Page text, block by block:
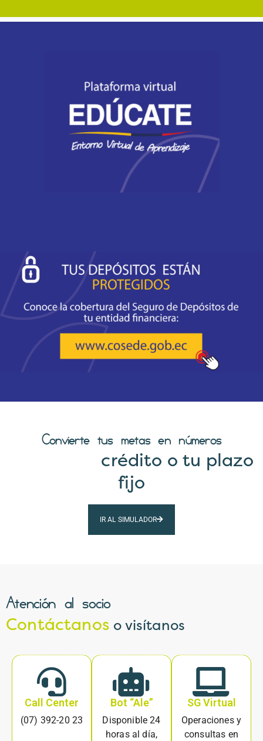
Convierte tus metas en números
crédito o tu plazo
fijo
IR AL SIMULADOR
Atención al socio
Contáctanos o visítanos
Call Center
(07) 392-20 23
Bot “Ale”
Disponible 24
horas al día,
SG Virtual
Operaciones y
consultas en